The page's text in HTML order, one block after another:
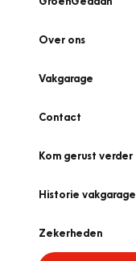
Over ons
Vakgarage
Contact
Kom gerust verder
Historie vakgarage
Zekerheden